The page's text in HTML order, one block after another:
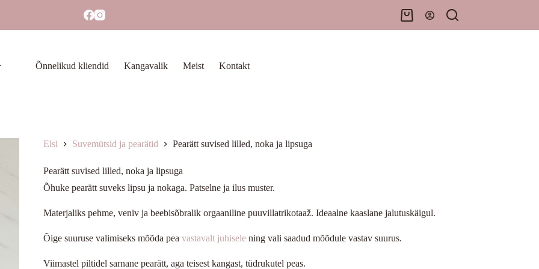
Shopping
cart
Õnnelikud kliendid Kangavalik Meist Kontakt
Elsi Suvemütsid ja pearätid Pearätt suvised lilled, noka ja lipsuga
Pearätt suvised lilled, noka ja lipsuga
Õhuke pearätt suveks lipsu ja nokaga. Patselne ja ilus muster.
Materjaliks pehme, veniv ja beebisõbralik orgaaniline puuvillatrikotaaž. Ideaalne kaaslane jalutuskäigul.
Õige suuruse valimiseks mõõda pea vastavalt juhiselening vali saadud mõõdule vastav suurus.
Viimastel piltidel sarnane pearätt, aga teisest kangast, tüdrukutel peas.